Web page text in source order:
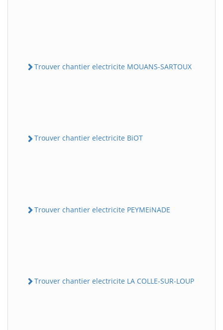
Trouver chantier electricite MOUANS-SARTOUX
Trouver chantier electricite BiOT
Trouver chantier electricite PEYMEiNADE
Trouver chantier electricite LA COLLE-SUR-LOUP